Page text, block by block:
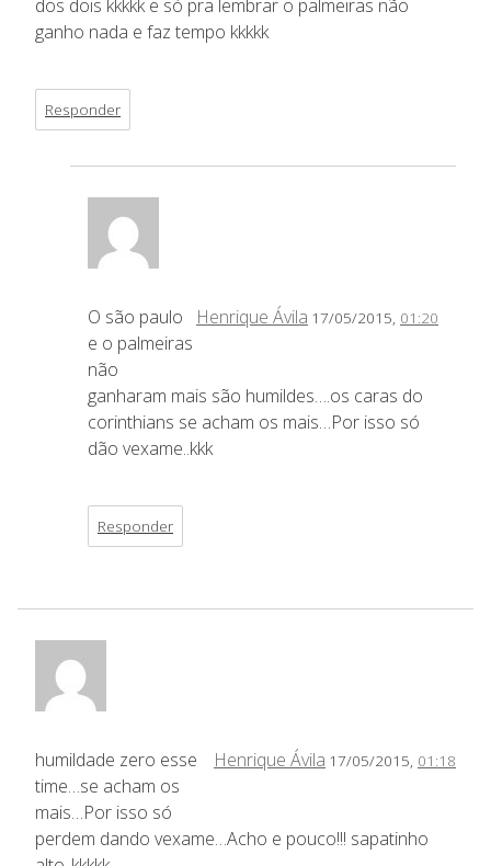
dos dois kkkkk e só pra lembrar o palmeiras não
ganho nada e faz tempo kkkkk
Responder
Henrique Ávila 17/05/2015, 01:20
O são paulo
e o palmeiras
não
ganharam mais são humildes….os caras do
corinthians se acham os mais…Por isso só
dão vexame..kkk
Responder
Henrique Ávila 17/05/2015, 01:18
humildade zero esse
time…se acham os
mais…Por isso só
perdem dando vexame…Acho e pouco!!! sapatinho